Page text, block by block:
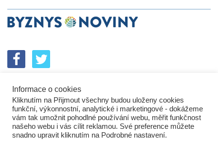
SPOLUPRÁCE PODPORA
ENERGETICKÝ SROVNÁVAČ
KORPORÁTNÍ BROUCI
PROBLÉMY FIREM
KOMUNIKAČNÍ PŘEŠLAPY
NEJHORŠÍ FIRMY
NEJLEPŠÍ FIRMY
IN&S PROJEKTY
SROVNÁVAČ
DEVELOPERSKÁ DYSTOPIE KOMENTÁŘE
Informace o cookies
Kliknutím na Přijmout všechny budou uloženy cookies
funkční, výkonnostní, analytické i marketingové - dokážeme
vám tak umožnit pohodlné používání webu, měřit funkčnost
našeho webu i vás cílit reklamou. Své preference můžete
snadno upravit kliknutím na Podrobné nastavení.